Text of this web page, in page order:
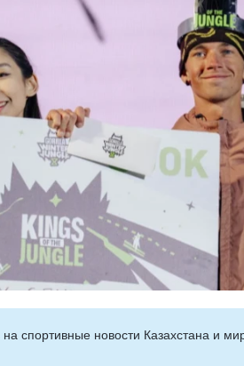
cпортивные новости Казахстана и